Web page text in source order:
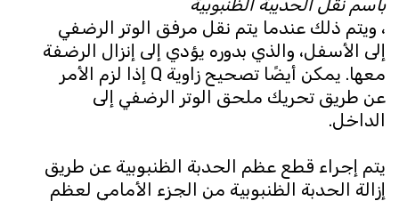
باسم نقل الحديبة الظنبوبية
، ويتم ذلك عندما يتم نقل مرفق الوتر الرضفي
إلى الأسفل، والذي بدوره يؤدي إلى إنزال الرضفة
معها. يمكن أيضًا تصحيح زاوية Q إذا لزم الأمر
عن طريق تحريك ملحق الوتر الرضفي إلى
الداخل.
يتم إجراء قطع عظم الحدبة الظنبوبية عن طريق
إزالة الحدبة الظنبوبية من الجزء الأمامي لعظم